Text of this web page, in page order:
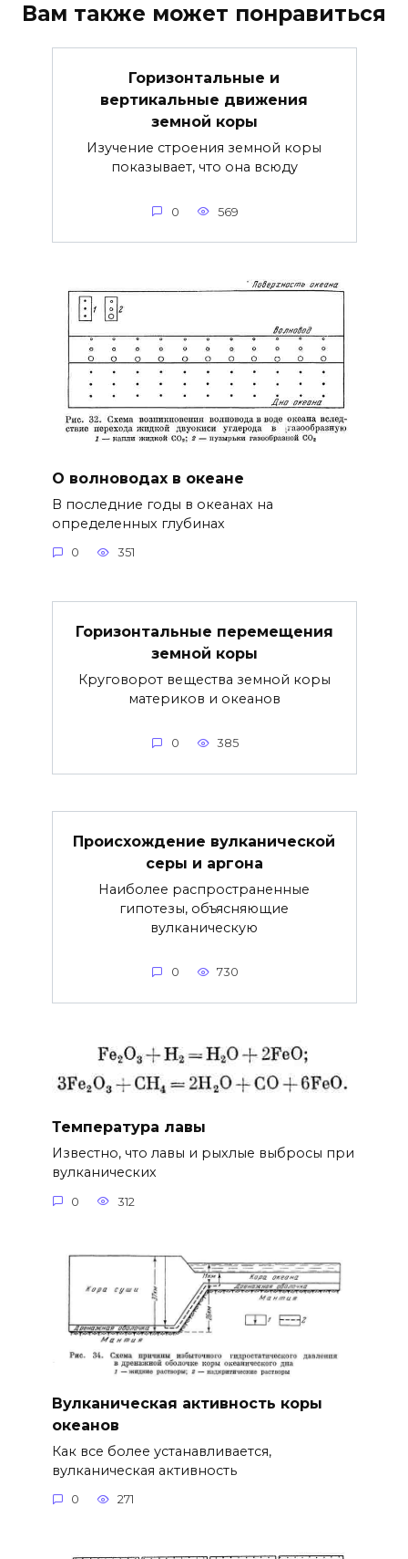
Вам также может понравиться
Горизонтальные и
вертикальные движения
земной коры
Изучение строения земной коры
показывает, что она всюду
0 569
О волноводах в океане
В последние годы в океанах на
определенных глубинах
0 351
Горизонтальные перемещения
земной коры
Круговорот вещества земной коры
материков и океанов
0 385
Происхождение вулканической
серы и аргона
Наиболее распространенные
гипотезы, объясняющие
вулканическую
0 730
Температура лавы
Известно, что лавы и рыхлые выбросы при
вулканических
0 312
Вулканическая активность коры
океанов
Как все более устанавливается,
вулканическая активность
0 271